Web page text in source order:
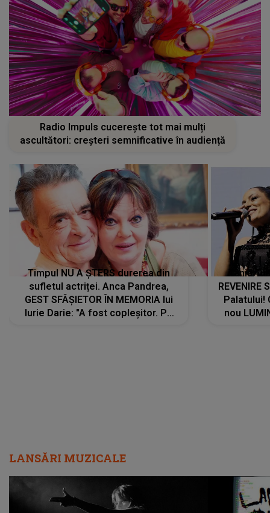
Radio Impuls cucerește tot mai mulți
ascultători: creșteri semnificative în audiență
Timpul NU A ȘTERS durerea din
sufletul actriței. Anca Pandrea,
GEST SFÂȘIETOR ÎN MEMORIA lui
Iurie Darie: "A fost copleșitor. Pe
Tania
REVENIRE
Palatului!
nou
LANSĂRI MUZICALE